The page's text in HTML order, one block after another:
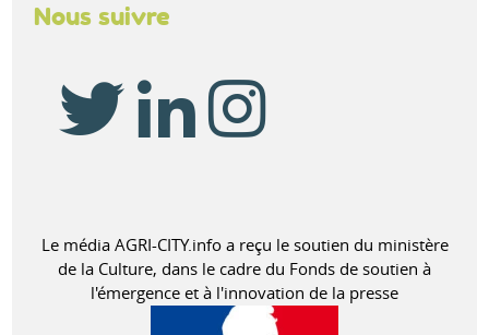
Nous suivre
Le média AGRI-CITY.info a reçu le soutien du ministère
de la Culture, dans le cadre du Fonds de soutien à
l'émergence et à l'innovation de la presse